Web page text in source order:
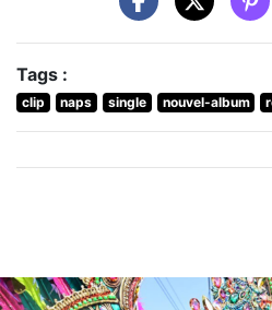
Tags :
clip naps single nouvel-album